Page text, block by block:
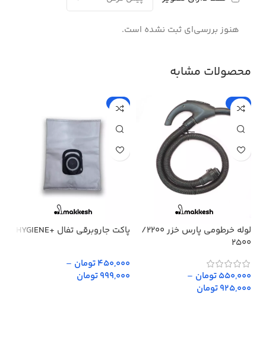
هنوز بررسی‌ای ثبت نشده است.
محصولات مشابه
-15%
لوله خرطومی پارس خزر 2200/
2500
550,000 تومان
–
925,000 تومان
-5%
پاکت جاروبرقی تفال +HYGIENE
450,000 تومان
–
999,000 تومان